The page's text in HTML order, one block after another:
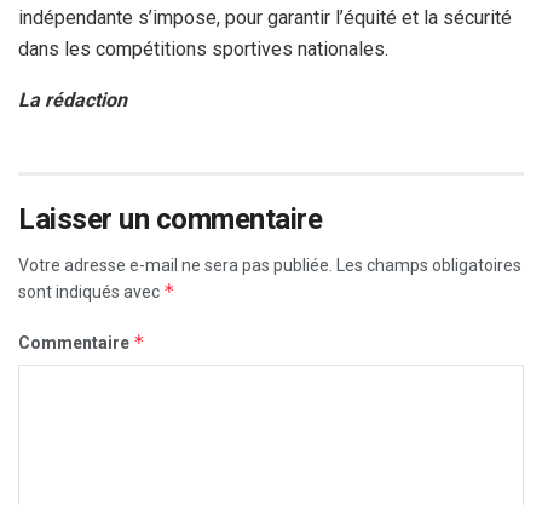
indépendante s’impose, pour garantir l’équité et la sécurité
dans les compétitions sportives nationales.
La rédaction
Laisser un commentaire
Votre adresse e-mail ne sera pas publiée. Les champs obligatoires
sont indiqués avec *
Commentaire *